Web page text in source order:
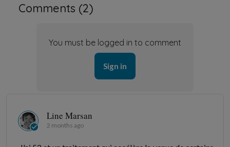
Comments (2)
You must be logged in to comment
Sign in
Line Marsan
2 months ago